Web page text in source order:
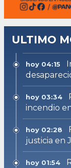
ULTIMO
hoy 04:15
hoy 03:34
incendio
hoy 02:28
justicia en
hoy 01:54